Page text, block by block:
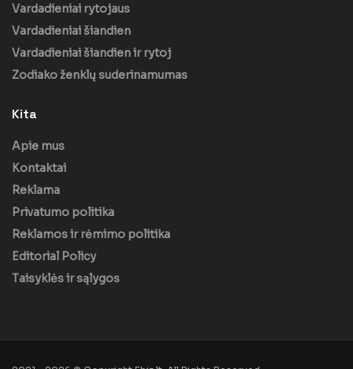
Vardadieniai rytojaus
Vardadieniai šiandien
Vardadieniai šiandien ir rytoj
Zodiako ženklų suderinamumas
Kita
Apie mus
Kontaktai
Reklama
Privatumo politika
Reklamos ir rėmimo politika
Editorial Policy
Taisyklės ir sąlygos